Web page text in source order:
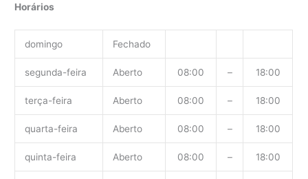
Horários
domingo Fechado
segunda-feira Aberto 08:00 – 18:00
terça-feira Aberto 08:00 – 18:00
quarta-feira Aberto 08:00 – 18:00
quinta-feira Aberto 08:00 – 18:00